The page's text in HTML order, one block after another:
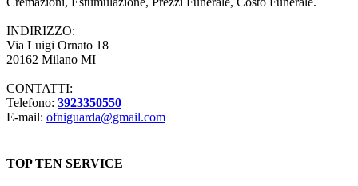
INDIRIZZO:
Via Luigi Ornato 18
20162 Milano MI
CONTATTI:
Telefono: 3923350550
E-mail: ofniguarda@gmail.com
TOP TEN SERVICE